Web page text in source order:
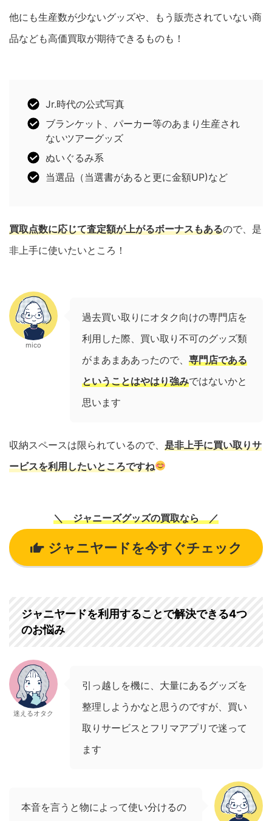
他にも生産数が少ないグッズや、もう販売されていない商
品なども高価買取が期待できるものも！
Jr.時代の公式写真
ブランケット、パーカー等のあまり生産され
ないツアーグッズ
ぬいぐるみ系
当選品（当選書があると更に金額UP)など
買取点数に応じて査定額が上がるボーナスもあるので、是
非上手に使いたいところ！
mico
過去買い取りにオタク向けの専門店を
利用した際、買い取り不可のグッズ類
がまあまああったので、 専門店である
ということはやはり強みではないかと
思います
収納スペースは限られているので、 是非上手に買い取りサ
ービスを利用したいところですね
＼ ジャニーズグッズの買取なら ／
ジャニヤードを今すぐチェック
ジャニヤードを利用することで解決できる4つ
のお悩み
迷えるオタク
引っ越しを機に、大量にあるグッズを
整理しようかなと思うのですが、買い
取りサービスとフリマアプリで迷って
ます
本音を言うと物によって使い分けるの